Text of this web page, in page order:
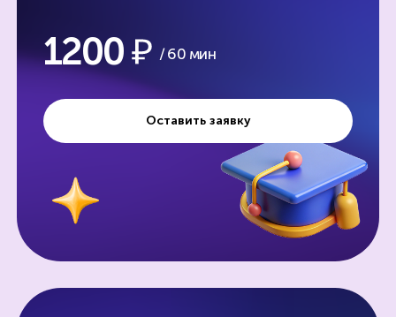
1200 / 60 мин
Оставить заявку